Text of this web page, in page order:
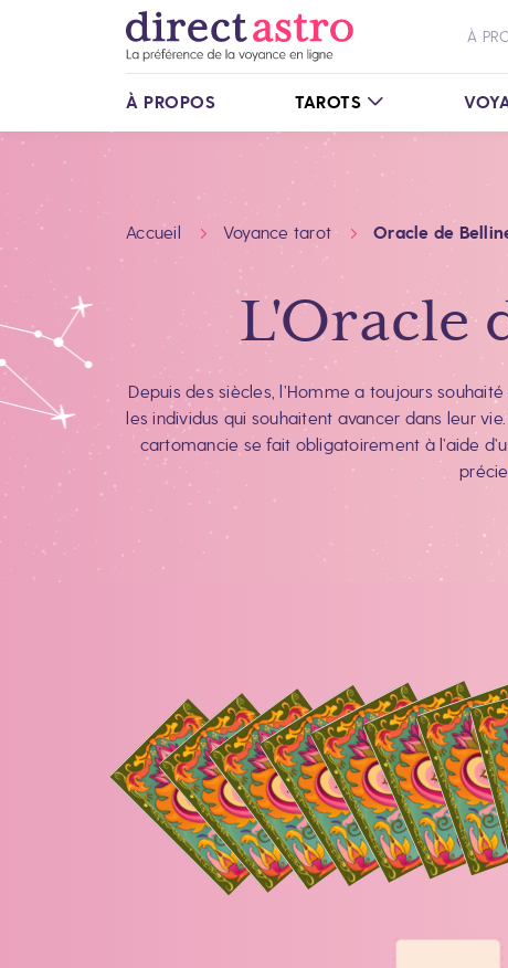
À
À PROPOS TAROTS
Accueil Voyance tarot Oracle de
L'Oracle
Depuis des siècles, l’Homme a toujours
les individus qui souhaitent avancer dans leur
cartomancie se fait obligatoirement à l’aide